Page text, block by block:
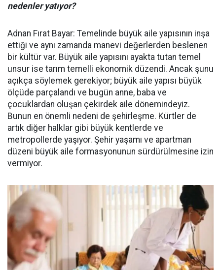
nedenler yatıyor?
Adnan Fırat Bayar: Temelinde büyük aile yapısının inşa
ettiği ve aynı zamanda manevi değerlerden beslenen
bir kültür var. Büyük aile yapısını ayakta tutan temel
unsur ise tarım temelli ekonomik düzendi. Ancak şunu
açıkça söylemek gerekiyor; büyük aile yapısı büyük
ölçüde parçalandı ve bugün anne, baba ve
çocuklardan oluşan çekirdek aile dönemindeyiz.
Bunun en önemli nedeni de şehirleşme. Kürtler de
artık diğer halklar gibi büyük kentlerde ve
metropollerde yaşıyor. Şehir yaşamı ve apartman
düzeni büyük aile formasyonunun sürdürülmesine izin
vermiyor.